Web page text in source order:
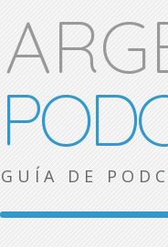
GUÍA DE